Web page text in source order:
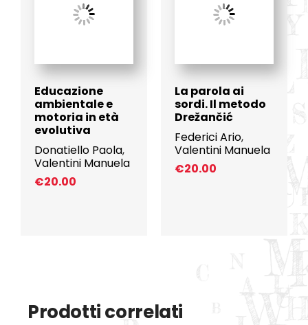
Educazione
ambientale e
motoria in età
evolutiva
Donatiello Paola,
Valentini Manuela
€20.00
La parola ai
sordi. Il metodo
Drežančić
Federici Ario,
Valentini Manuela
€20.00
Prodotti correlati